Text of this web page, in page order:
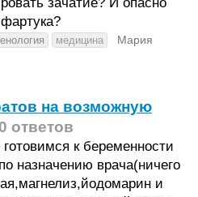
медицина
Мария
на возможную
ответов
к беременности
назначению врача(ничего
и